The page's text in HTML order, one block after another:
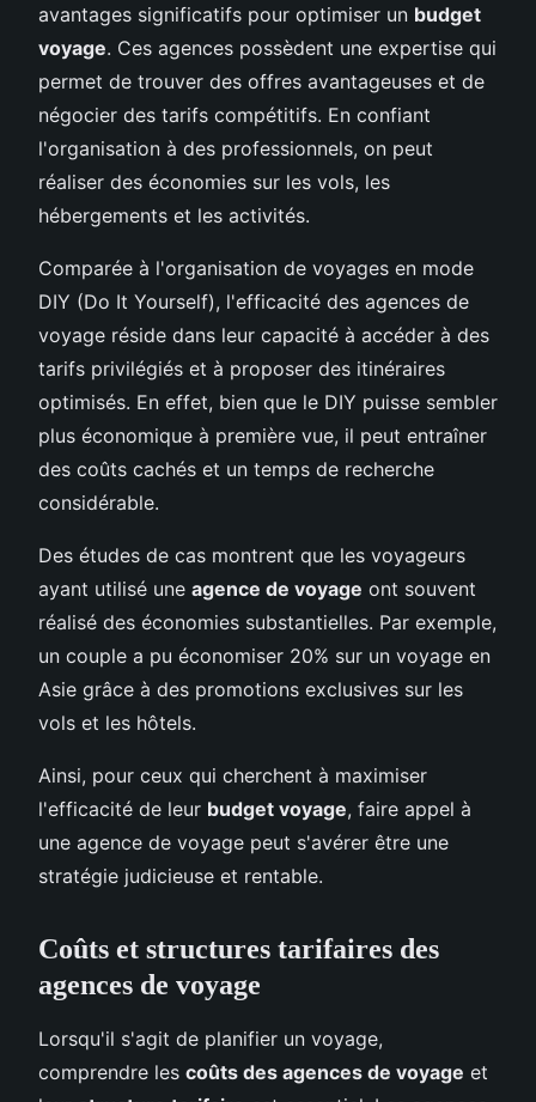
avantages significatifs pour optimiser un budget
voyage. Ces agences possèdent une expertise qui
permet de trouver des offres avantageuses et de
négocier des tarifs compétitifs. En confiant
l'organisation à des professionnels, on peut
réaliser des économies sur les vols, les
hébergements et les activités.
Comparée à l'organisation de voyages en mode
DIY (Do It Yourself), l'efficacité des agences de
voyage réside dans leur capacité à accéder à des
tarifs privilégiés et à proposer des itinéraires
optimisés. En effet, bien que le DIY puisse sembler
plus économique à première vue, il peut entraîner
des coûts cachés et un temps de recherche
considérable.
Des études de cas montrent que les voyageurs
ayant utilisé une agence de voyage ont souvent
réalisé des économies substantielles. Par exemple,
un couple a pu économiser 20% sur un voyage en
Asie grâce à des promotions exclusives sur les
vols et les hôtels.
Ainsi, pour ceux qui cherchent à maximiser
l'efficacité de leur budget voyage, faire appel à
une agence de voyage peut s'avérer être une
stratégie judicieuse et rentable.
Coûts et structures tarifaires des
agences de voyage
Lorsqu'il s'agit de planifier un voyage,
comprendre les coûts des agences de voyage et